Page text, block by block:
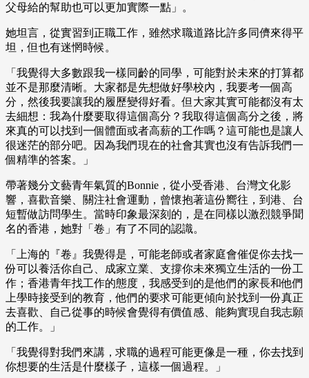
父母給的幫助也可以更加實際一點」。
她坦言，從實習到正職工作，雖然求職道路比許多同儕來得平
坦，但也有迷惘時候。
「我覺得大多數跟我一樣同齡的同學，可能對於未來的打算都
並不是那麼清晰。大家都是先想做好學校內，我要考一個高
分，然後我要讓我的履歷變得好看。但大家其實可能都沒有太
去細想：我為什麼要取得這個高分？我取得這個高分之後，將
來真的可以找到一個體面或者高薪的工作嗎？這可能也是讓人
很迷茫的部分吧。因為我們現在的社會其實也沒有告訴我們一
個精準的答案。」
帶著幾分文藝青年氣質的Bonnie，從小受香港、台灣文化影
響，喜歡音樂、關注社會運動，曾懷抱著這份嚮往，到港、台
短暫做訪問學生。當時印象最深刻的，是在同樣以激烈競爭聞
名的香港，她對「卷」有了不同的認識。
「上海的『卷』我覺得是，可能老師或者家庭會催促你去找一
份可以養活你自己、成家立業、支撐你未來獨立生活的一份工
作；香港青年找工作的態度，我感受到的是他們的家長和他們
上學時接受到的教育，他們的要求可能更傾向於找到一份真正
去喜歡、自己從事的時候會覺得有價值感、能夠實現自我志願
的工作。」
「我覺得對我們來講，求職的過程可能更像是一種，你去找到
你想要的生活是什麼樣子，這樣一個過程。」